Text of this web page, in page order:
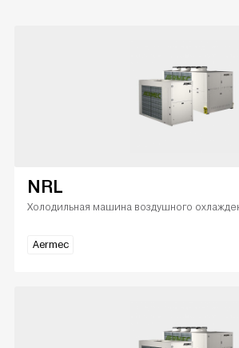
NRL
Холодильная машина воздушного
Aermec